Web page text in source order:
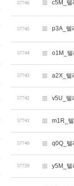
57746 c5M_텔
57745 p3A_텔
57744 o1M_
57743 a2X_텔
57742 v5U_텔
57741 m1R_
57740 q0Q_텔
57739 y5M_텔